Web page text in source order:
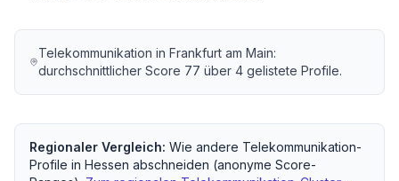
Telekommunikation in Frankfurt am Main:
durchschnittlicher Score 77 über 4gelistete Profile.
Regionaler Vergleich: Wie andere Telekommunikation-
Profile in Hessen abschneiden (anonyme Score-